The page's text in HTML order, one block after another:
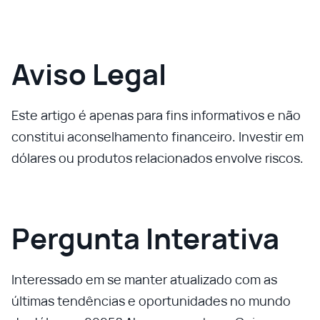
Aviso Legal
Este artigo é apenas para fins informativos e não
constitui aconselhamento financeiro. Investir em
dólares ou produtos relacionados envolve riscos.
Pergunta Interativa
Interessado em se manter atualizado com as
últimas tendências e oportunidades no mundo